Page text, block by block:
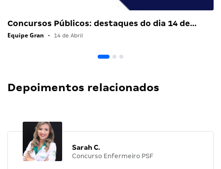
Concursos Públicos: destaques do dia 14 de…
Equipe Gran • 14 de Abril
Depoimentos relacionados
Sarah C.
Concurso Enfermeiro PSF